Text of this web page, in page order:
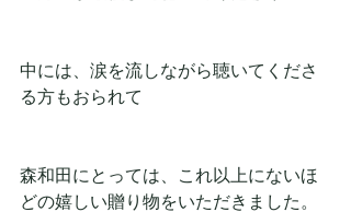
中には、涙を流しながら聴いてくださ
る方もおられて
森和田にとっては、これ以上にないほ
どの嬉しい贈り物をいただきました。